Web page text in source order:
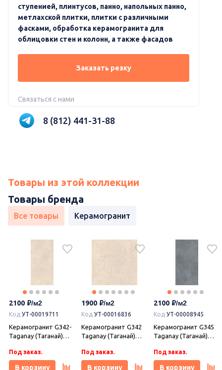
ступенией, плинтусов, панно, напольных панно,
метлахской плитки, плитки с различными
фасками, обработка керамогранита для
облицовки стен и колонн, а также фасадов
Заказать резку
Связаться с нами
8 (812) 441-31-88
Товары из этой коллекции
Товары бренда
Все товары Керамогранит
2100
Код УТ-00019711
Керамогранит G342-
Taganay (Таганай)
матовый, Гранитея
Под заказ.
В корзину
1900
Код УТ-00016836
Керамогранит G342
Taganay (Таганай)
Гранитея
Под заказ.
В корзину
2100
Код УТ-00008945
Керамогранит G345
Taganay (Таганай)
матовый, Гранитея
Под заказ.
В корзину